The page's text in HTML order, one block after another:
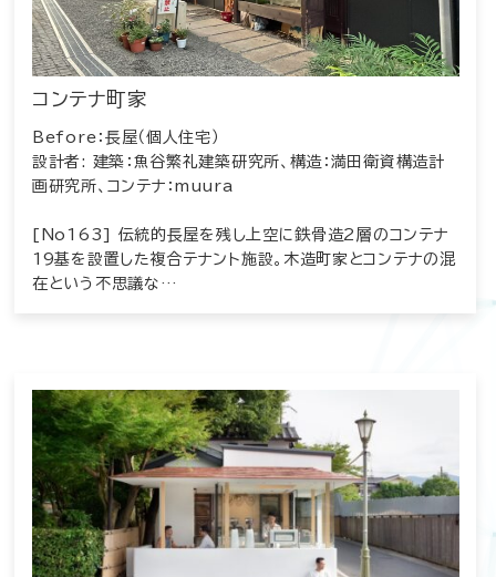
コンテナ町家
Before：長屋（個人住宅）
設計者: 建築：魚谷繁礼建築研究所、構造：満田衛資構造計
画研究所、コンテナ：muura
[No163] 伝統的長屋を残し上空に鉄骨造2層のコンテナ
19基を設置した複合テナント施設。木造町家とコンテナの混
在という不思議な…